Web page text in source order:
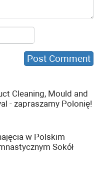
Cleaning, Mould and
- zapraszamy Polonię!
w Polskim
Sokół